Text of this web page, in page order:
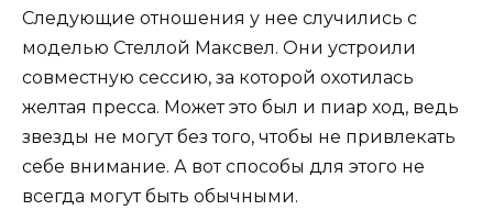
Следующие отношения у нее случились с
моделью Стеллой Максвел. Они устроили
совместную сессию, за которой охотилась
желтая пресса. Может это был и пиар ход, ведь
звезды не могут без того, чтобы не привлекать
себе внимание. А вот способы для этого не
всегда могут быть обычными.